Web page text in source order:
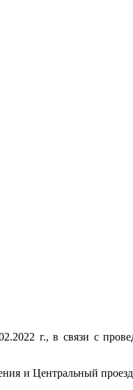
г., в связи с
и Центральный проезд